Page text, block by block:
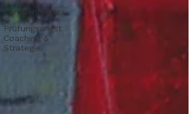
Lampenfieber
Prüfungsangst
Coaching &
Strategie